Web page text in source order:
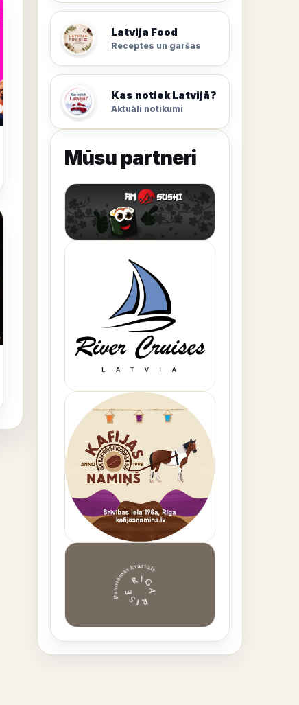
Latvija Food
Receptes un garšas
Kas notiek Latvijā?
Aktuāli notikumi
Mūsu partneri